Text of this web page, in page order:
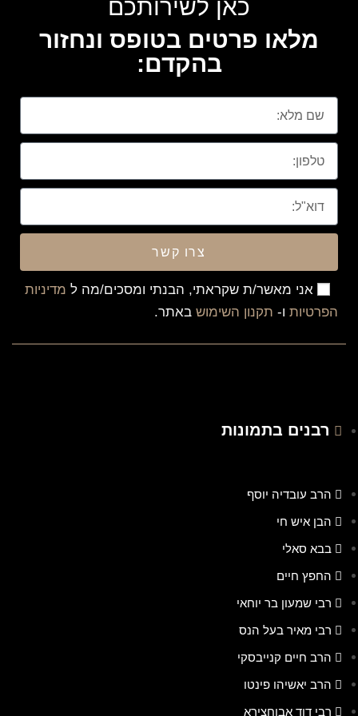
כאן לשירותכם
מלאו פרטים בטופס ונחזור
בהקדם:
אני מאשר/ת שקראתי, הבנתי ומסכים/מה ל מדיניות
הפרטיות ו- תקנון השימוש באתר.
צרו קשר
רבנים בתמונות
הרב עובדיה יוסף
הבן איש חי
בבא סאלי
החפץ חיים
רבי שמעון בר יוחאי
רבי מאיר בעל הנס
הרב חיים קנייבסקי
הרב יאשיהו פינטו
רבי דוד אבוחצירא